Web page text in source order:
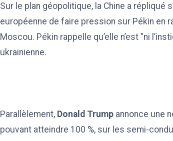
Sur le plan géopolitique, la Chine a répliqué
européenne de faire pression sur Pékin en
Moscou. Pékin rappelle qu’elle n’est "ni
ukrainienne.
Parallèlement, Donald Trump annonce une
pouvant atteindre 100 %, sur les semi-